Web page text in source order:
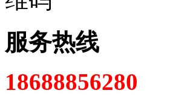
服务热线
18688856280